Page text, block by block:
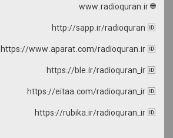
🌐 www.radioquran.ir
http://sapp.ir/radioquran 🆔
https://www.aparat.com/radioquran.ir 🆔
https://ble.ir/radioquran_ir 🆔
https://eitaa.com/radioquran_ir 🆔
https://rubika.ir/radioquran_ir 🆔